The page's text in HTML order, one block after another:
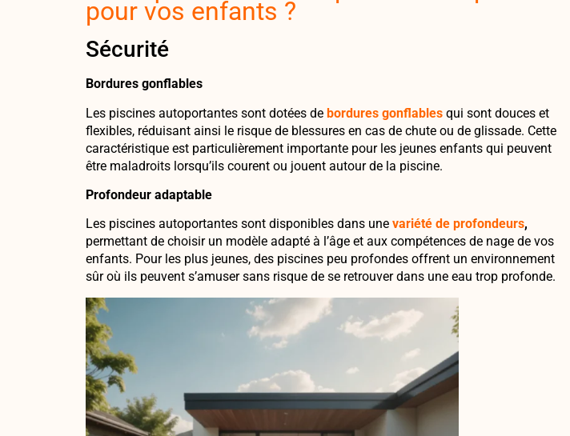
pour vos enfants ?
Sécurité
Bordures gonflables
Les piscines autoportantes sont dotées de bordures gonflables qui sont douces et
flexibles, réduisant ainsi le risque de blessures en cas de chute ou de glissade. Cette
caractéristique est particulièrement importante pour les jeunes enfants qui peuvent
être maladroits lorsqu’ils courent ou jouent autour de la piscine.
Profondeur adaptable
Les piscines autoportantes sont disponibles dans une variété de profondeurs,
permettant de choisir un modèle adapté à l’âge et aux compétences de nage de vos
enfants. Pour les plus jeunes, des piscines peu profondes offrent un environnement
sûr où ils peuvent s’amuser sans risque de se retrouver dans une eau trop profonde.